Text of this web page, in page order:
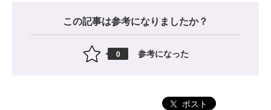
この記事は参考になりましたか？
0 参考になった
ポスト